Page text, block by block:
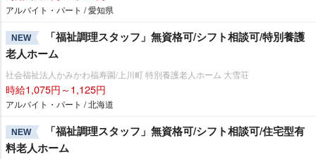
アルバイト・パート / 愛知県
NEW
「福祉調理スタッフ」無資格可/シフト相談可/特別養護
老人ホーム
社会福祉法人かみかわ福寿園/上川町 特別養護老人ホーム 大雪荘
時給1,075円～1,125円
アルバイト・パート / 北海道
NEW
「福祉調理スタッフ」無資格可/シフト相談可/住宅型有
料老人ホーム